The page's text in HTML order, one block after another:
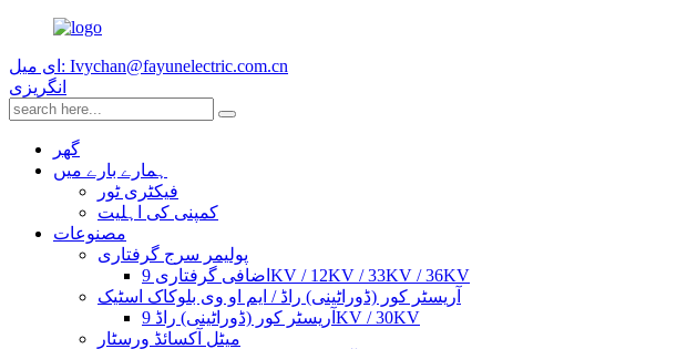
ای میل: Ivychan@fayunelectric.com.cn
انگریزی
گھر
ہمارے بارے میں
فیکٹری ٹور
کمپنی کی اہلیت
مصنوعات
پولیمر سرج گرفتاری
اضافی گرفتاری 9KV / 12KV / 33KV / 36KV
آریسٹر کور (ڈوراٹینی) راڈ / ایم او وی بلوکاک اسٹیک
آریسٹر کور (ڈوراٹینی) راڈ 9KV / 30KV
میٹل آکسائڈ ورسٹار